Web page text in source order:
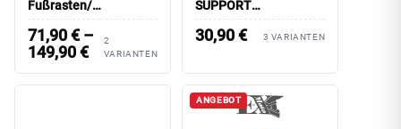
Fußrasten/
Fußrasten-Halterung
Ultra Bee
71,90€–
149,90€
2
VARIANTEN
SUPPORT
(Fussrasten-
Stabilisator) Light Bee
30,90€ 3 VARIANTEN
ANGEBOT